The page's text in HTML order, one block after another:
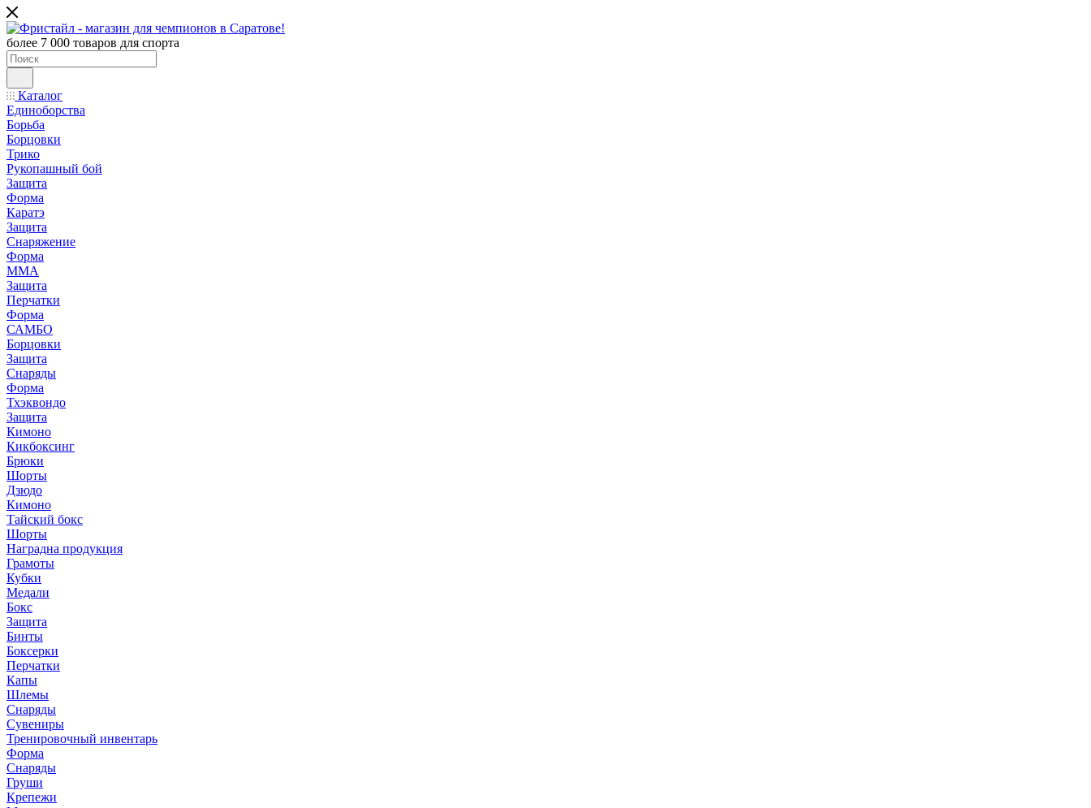
более 7 000 товаров для спорта
Каталог
Единоборства
Борьба
Борцовки
Трико
Рукопашный бой
Защита
Форма
Каратэ
Защита
Снаряжение
Форма
ММА
Защита
Перчатки
Форма
САМБО
Борцовки
Защита
Снаряды
Форма
Тхэквондо
Защита
Кимоно
Кикбоксинг
Брюки
Шорты
Дзюдо
Кимоно
Тайский бокс
Шорты
Наградна продукция
Грамоты
Кубки
Медали
Бокс
Защита
Бинты
Боксерки
Перчатки
Капы
Шлемы
Снаряды
Сувениры
Тренировочный инвентарь
Форма
Снаряды
Груши
Крепежи